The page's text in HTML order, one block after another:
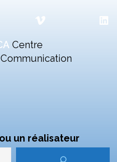
Vimeo
Centre
un réalisateur